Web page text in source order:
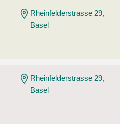
Rheinfelderstrasse 29,
Basel
Rheinfelderstrasse 29,
Basel